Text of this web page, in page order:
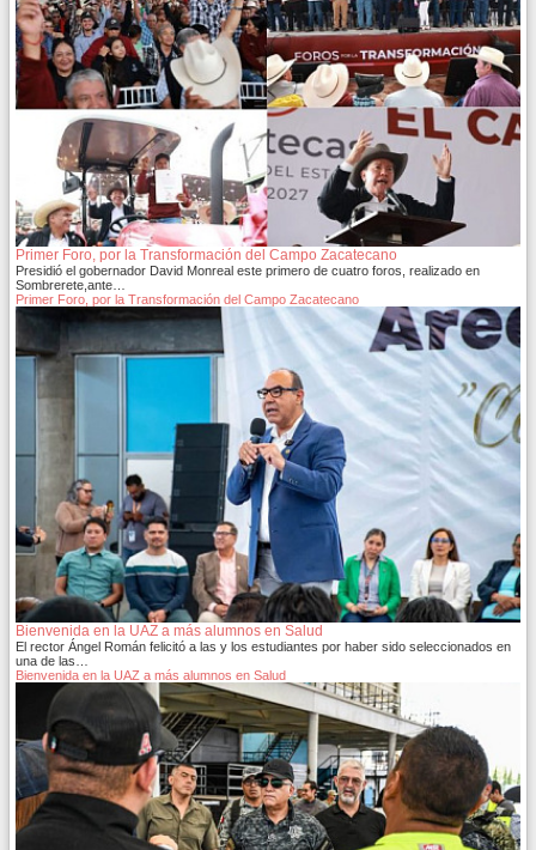
Primer Foro, por la Transformación del Campo Zacatecano
Presidió el gobernador David Monreal este primero de cuatro foros, realizado en
Sombrerete,ante…
Primer Foro, por la Transformación del Campo Zacatecano
Bienvenida en la UAZ a más alumnos en Salud
El rector Ángel Román felicitó a las y los estudiantes por haber sido seleccionados en
una de las…
Bienvenida en la UAZ a más alumnos en Salud